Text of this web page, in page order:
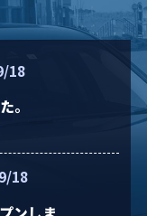
18
。
18